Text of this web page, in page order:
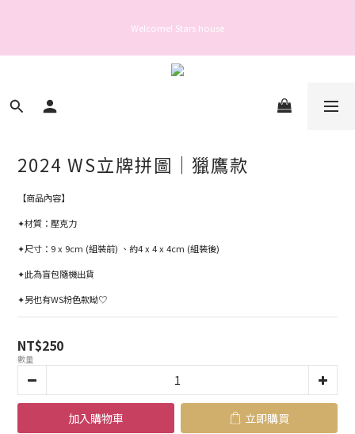
Welcome! Stars house
親愛的會員您好： 為保障您的帳號安全與提升服務品質，自 2025 年 6 月 26 日起，
2024 WS立牌拼圖｜獵鷹款
【商品內容】
✦材質：壓克力
✦尺寸：9 x 9cm (組裝前) 、約4 x 4 x 4cm (組裝後)
✦此為盲包隨機出貨
✦另也有WS粉色款呦♡
NT$250
數量
加入購物車 立即購買